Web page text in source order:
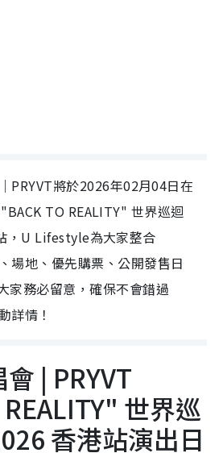
PRYVT將於2026年02月04日在
TO REALITY" 世界巡迴
，U Lifestyle為大家整合
場地、優先購票、公開發售日
家務必留意，確保不會錯過
詳情！
| PRYVT
世界巡
香港站演出日